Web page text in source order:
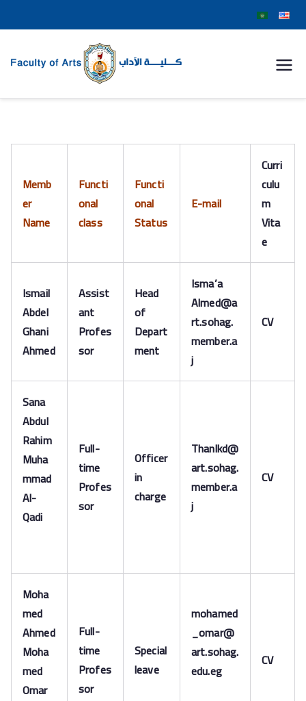
جامعة
سوهاج
Memb
er
Name
Functi
onal
class
Functi
onal
Status
E-mail
Curri
culu
m
Vita
e
Ismail
Abdel
Ghani
Ahmed
Assist
ant
Profes
sor
Head
of
Depart
ment
Isma’a
Almed@a
rt.sohag.
member.a
j
CV
Sana
Abdul
Rahim
Muha
mmad
Al-
Qadi
Full-
time
Profes
sor
Officer
in
charge
Thanlkd@
art.sohag.
member.a
j
CV
Moha
med
Ahmed
Moha
med
Omar
Full-
time
Profes
sor
Special
leave
mohamed
_omar@
art.sohag.
edu.eg
CV